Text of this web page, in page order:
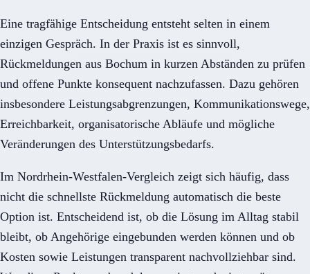
Eine tragfähige Entscheidung entsteht selten in einem
einzigen Gespräch. In der Praxis ist es sinnvoll,
Rückmeldungen aus Bochum in kurzen Abständen zu prüfen
und offene Punkte konsequent nachzufassen. Dazu gehören
insbesondere Leistungsabgrenzungen, Kommunikationswege,
Erreichbarkeit, organisatorische Abläufe und mögliche
Veränderungen des Unterstützungsbedarfs.
Im Nordrhein-Westfalen-Vergleich zeigt sich häufig, dass
nicht die schnellste Rückmeldung automatisch die beste
Option ist. Entscheidend ist, ob die Lösung im Alltag stabil
bleibt, ob Angehörige eingebunden werden können und ob
Kosten sowie Leistungen transparent nachvollziehbar sind.